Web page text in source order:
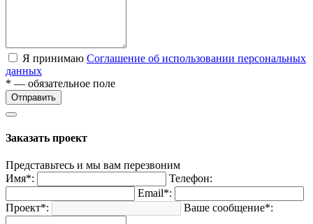
Я принимаю Соглашение об использовании персональных
данных
* — обязательное поле
Отправить
Заказать проект
Представьтесь и мы вам перезвоним
Имя*:
Телефон:
Email*:
Проект*:
Ваше сообщение*: